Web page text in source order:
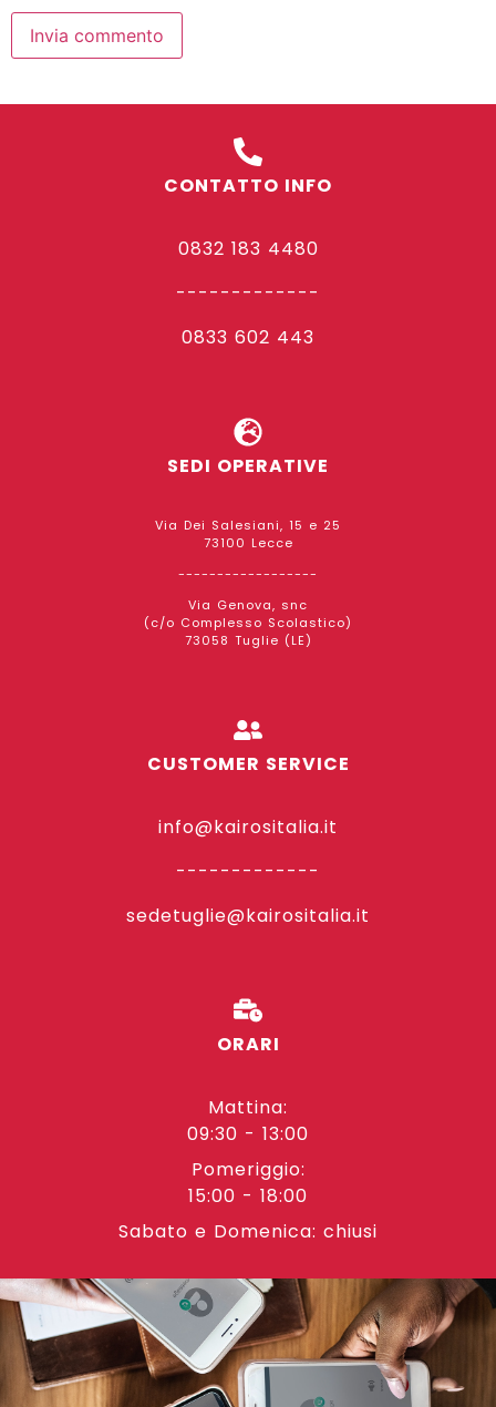
CONTATTO INFO
0832 183 4480
-------------
0833 602 443
SEDI OPERATIVE
Via Dei Salesiani, 15 e 25
73100 Lecce
------------------
Via Genova, snc
(c/o Complesso Scolastico)
73058 Tuglie (LE)
CUSTOMER SERVICE
info@kairositalia.it
-------------
sedetuglie@kairositalia.it
ORARI
Mattina:
09:30 - 13:00
Pomeriggio:
15:00 - 18:00
Sabato e Domenica: chiusi